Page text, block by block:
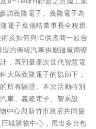
訪義隆電子。義隆電子為
電子葉儀晧董事長全程親
及如何與IC供應商一起合
的傳統汽車供應鏈廠商瞭
，再到量產次世代智慧電
大與義隆電子的協助下，
所有驗證。本次活動特別
車、義隆電子、智乘設
中心與新竹市政府共同協
城購物中心，展出多台包